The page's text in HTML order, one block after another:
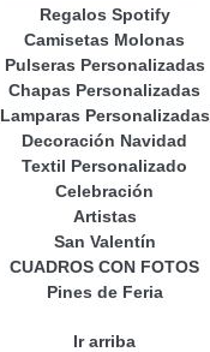
Regalos Spotify
Camisetas Molonas
Pulseras Personalizadas
Chapas Personalizadas
Lamparas Personalizadas
Decoración Navidad
Textil Personalizado
Celebración
Artistas
San Valentín
CUADROS CON FOTOS
Pines de Feria
Ir arriba